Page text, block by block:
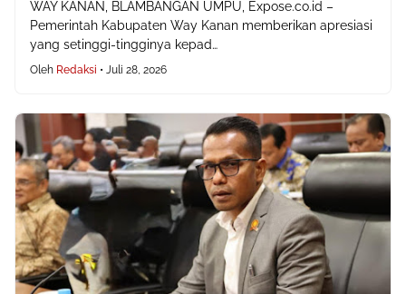
WAY KANAN, BLAMBANGAN UMPU, Expose.co.id –
Pemerintah Kabupaten Way Kanan memberikan apresiasi
yang setinggi-tingginya kepad…
Oleh Redaksi • Juli 28, 2026